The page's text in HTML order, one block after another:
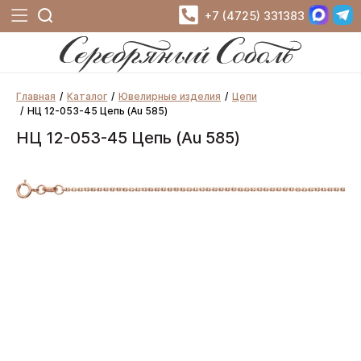
+7 (4725) 331383
Главная Каталог Ювелирные изделия
Цепи
НЦ 12-053-45 Цепь (Au 585)
НЦ 12-053-45 Цепь (Au 585)